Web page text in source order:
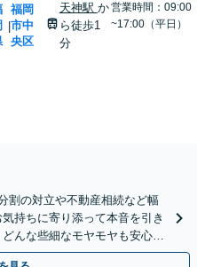
|
福岡
市中
央区
天神駅 か
ら徒歩1
分
営業時間：09:00
~17:00（平日）
割の対立や不動産相続など幅
持ちに寄り添って本音を引き
んな些細なモヤモヤも安心し
可】